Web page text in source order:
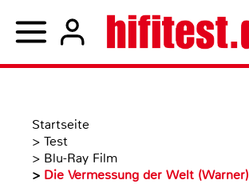
Startseite
> Test
> Blu-Ray Film
> Die Vermessung der Welt (Warner)